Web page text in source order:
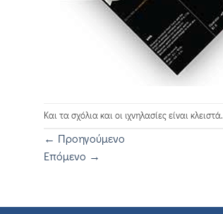
Και τα σχόλια και οι ιχνηλασίες είναι κλειστά.
← Προηγούμενο
Επόμενο →